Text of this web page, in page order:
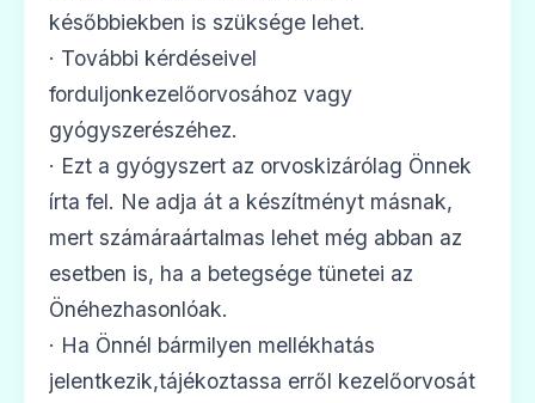
későbbiekben is szüksége lehet.
· További kérdéseivel
forduljonkezelőorvosához vagy
gyógyszerészéhez.
· Ezt a gyógyszert az orvoskizárólag Önnek
írta fel. Ne adja át a készítményt másnak,
mert számáraártalmas lehet még abban az
esetben is, ha a betegsége tünetei az
Önéhezhasonlóak.
· Ha Önnél bármilyen mellékhatás
jelentkezik,tájékoztassa erről kezelőorvosát